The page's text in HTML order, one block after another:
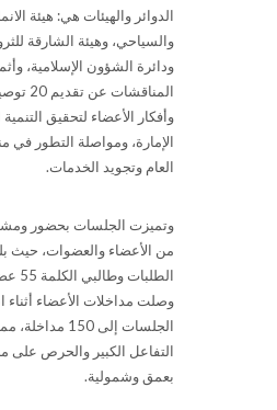
الدوائر والهيئات هي: هيئة
والسياحي، وهيئة الشارقة
ودائرة الشؤون الإسلامية،
وأفكار الأعضاء لتحقيق
الإمارة، ومواصلة التطور في
العام وتجويد الخدمات.
وتميزت الجلسات بحضور
من الأعضاء والعضوات، حيث
وصلت مداخلات الأعضاء أثناء
الجلسات إلى 150
التفاعل الكبير والحرص على
بعمق وشمولية.